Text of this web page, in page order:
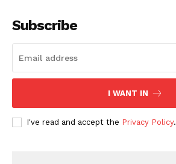
Subscribe
I WANT IN
I've read and accept the Privacy Policy.